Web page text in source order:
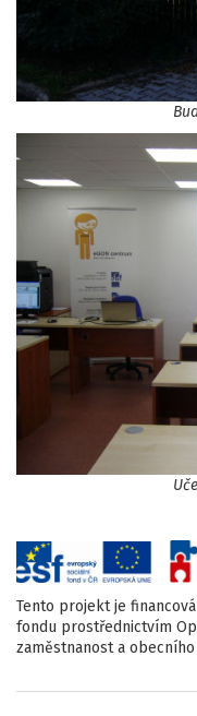
Tento projekt je
fondu prostřednictvím
zaměstnanost a